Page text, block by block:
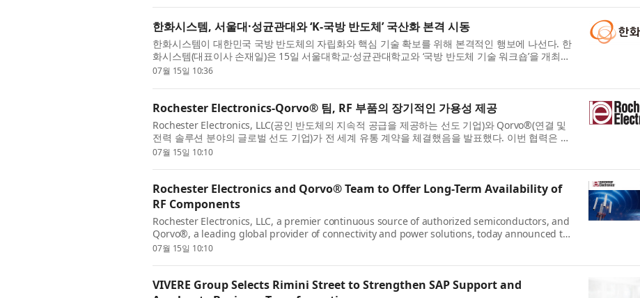
한화시스템, 서울대·성균관대와 ‘K-국방 반도체’ 국산화 본격 시동
한화시스템이 대한민국 국방 반도체의 자립화와 핵심 기술 확보를 위해 본격적인 행보에 나선다. 한
화시스템(대표이사 손재일)은 15일 서울대학교·성균관대학교와 ‘국방 반도체 기술 워크숍’을 개최하
고, 레이다, 탐색기, SAR 위성 및 위성·전술통신, HPM용 반도체 ...
07월 15일 10:36
Rochester Electronics-Qorvo® 팀, RF 부품의 장기적인 가용성 제공
Rochester Electronics, LLC(공인 반도체의 지속적 공급을 제공하는 선도 기업)와 Qorvo®(연결 및
전력 솔루션 분야의 글로벌 선도 기업)가 전 세계 유통 계약을 체결했음을 발표했다. 이번 협력은 전
세계 고객들이 Qorvo의 고성능 RF 및 전력 반도체 솔루션에 한층...
07월 15일 10:10
Rochester Electronics and Qorvo® Team to Offer Long-Term Availability of
RF Components
Rochester Electronics, LLC, a premier continuous source of authorized semiconductors, and
Qorvo®, a leading global provider of connectivity and power solutions, today announced the
completion of a worldwide distribution agreement. This collaborati...
07월 15일 10:10
VIVERE Group Selects Rimini Street to Strengthen SAP Support and